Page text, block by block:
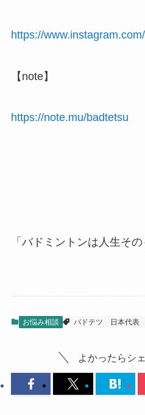
https://
【note】
https://note.mu/badtetsu
「バドミントンは人生その
お悩み相談 バドテツ 日本代表
よかったらシ